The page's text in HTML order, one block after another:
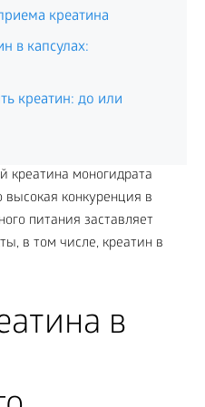
креатина
в капсулах:
креатин: до или
креатина моногидратa
высокая конкуренция в
питания заставляет
в том числе, креатин в
в